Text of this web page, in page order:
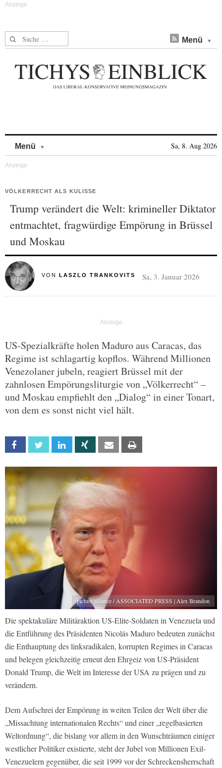
Suche nach: Menü
Menü Sa, 8. Aug 2026
VÖLKERRECHT ALS KULISSE
Trump verändert die Welt: krimineller Diktator
entmachtet, fragwürdige Empörung in Brüssel
und Moskau
VON LASZLO TRANKOVITS Sa, 3. Januar 2026
US-Spezialkräfte holen Maduro aus Caracas, das
Regime ist schlagartig kopflos. Während Millionen
Venezolaner jubeln, reagiert Brüssel mit der
zahnlosen Empörungsliturgie von „Völkerrecht“ –
und Moskau empfiehlt den „Dialog“ in einer Tonart,
von dem es sonst nicht viel hält.
Facebook Twitter Linkedin Xing Email
picture alliance / ASSOCIATED PRESS | Alex Brandon
Die spektakuläre Militäraktion US-Elite-Soldaten in Venezuela und
die Entführung des Präsidenten Nicolás Maduro bedeuten zunächst
die Enthauptung des linksradikalen, korrupten Regimes in Caracas
und belegen gleichzeitig erneut den Ehrgeiz von US-Präsident
Donald Trump, die Welt im Interesse der USA zu prägen und zu
verändern.
Dem Aufschrei der Empörung in weiten Teilen der Welt über die
„Missachtung internationalen Rechts“ und einer „regelbasierten
Weltordnung“, die bislang vor allem in den Wunschträumen einiger
westlicher Politiker existierte, steht der Jubel von Millionen Exil-
Venezuelern gegenüber, die seit 1999 vor der Schreckensherrschaft